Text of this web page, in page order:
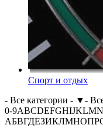
Спорт и отдых
- Все категории - ▼-
0-9ABCDEFGHIJKLMN
АБВГДЕЗИКЛМНОПР